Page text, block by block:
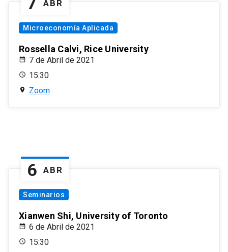
ABR
Microeconomía Aplicada
Rossella Calvi, Rice University
7 de Abril de 2021
15:30
Zoom
6 ABR
Seminarios
Xianwen Shi, University of Toronto
6 de Abril de 2021
15:30